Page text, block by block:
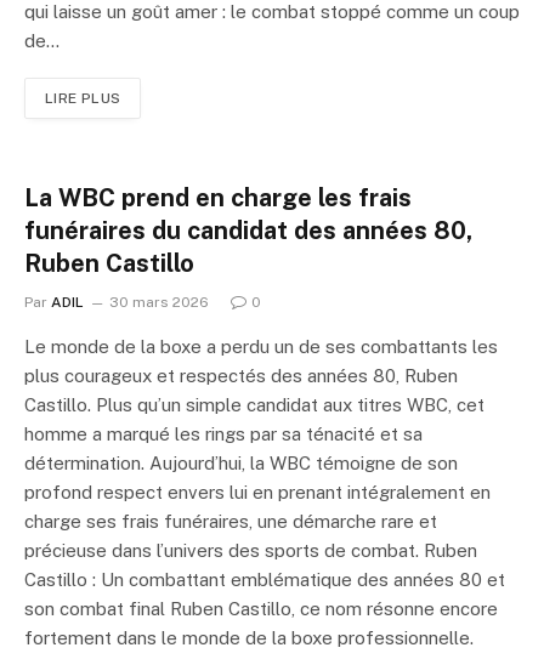
qui laisse un goût amer : le combat stoppé comme un coup
de…
LIRE PLUS
La WBC prend en charge les frais
funéraires du candidat des années 80,
Ruben Castillo
Par ADIL 30 mars 2026 0
Le monde de la boxe a perdu un de ses combattants les
plus courageux et respectés des années 80, Ruben
Castillo. Plus qu’un simple candidat aux titres WBC, cet
homme a marqué les rings par sa ténacité et sa
détermination. Aujourd’hui, la WBC témoigne de son
profond respect envers lui en prenant intégralement en
charge ses frais funéraires, une démarche rare et
précieuse dans l’univers des sports de combat. Ruben
Castillo : Un combattant emblématique des années 80 et
son combat final Ruben Castillo, ce nom résonne encore
fortement dans le monde de la boxe professionnelle.